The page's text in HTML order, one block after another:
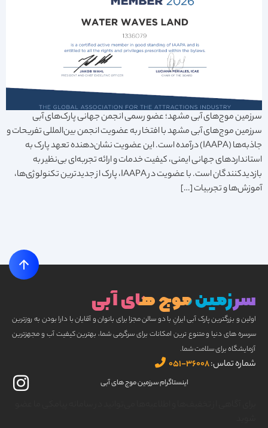
سرزمین موج‌های آبی مشهد؛ عضو رسمی انجمن جهانی پارک‌های آبی
سرزمین موج‌های آبی مشهد با افتخار به عضویت انجمن بین‌المللی تفریحات و
جاذبه‌ها (IAAPA) درآمده است. این عضویت نشان‌دهنده تعهد پارک به
استانداردهای جهانی ایمنی، کیفیت خدمات و ارائه تجربه‌ای بی‌نظیر به
بازدیدکنندگان است. با عضویت در IAAPA، پارک از جدیدترین تکنولوژی‌ها،
آموزش‌ها و تجربیات […]
سرزمین موج های آبی
اولین و بزرگترین پارک آبی ایرانِ با دو سالن مجزا برای بانوان و آقایان با دارا بودن به روزترین
سرسره های دنیا و متنوع ترین امکانات برای سرگرمی شما، بهترین کیفیت آب و مجهزترین
آزمایشگاه برای سلامت شما.
شماره تماس:
اینستاگرام سرزمین موج های آبی